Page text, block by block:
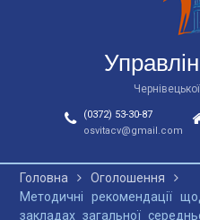
Вакансії
дошкільних
ЗЗСО
01.08.2026 р.
(0372) 53-30-87
osvitacv@gmail.com
Головна
Оголошення
Методичні рекомендації
закладах загальної